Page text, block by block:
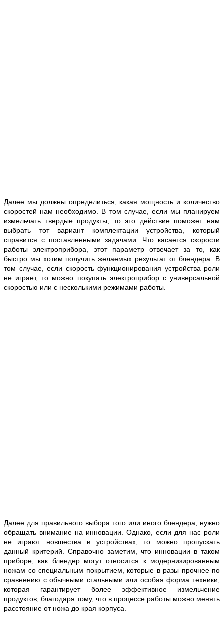
Далее мы должны определиться, какая мощность и количество
скоростей нам необходимо. В том случае, если мы планируем
измельчать твердые продукты, то это действие поможет нам
выбрать тот вариант комплектации устройства, который
справится с поставленными задачами. Что касается скорости
работы электроприбора, этот параметр отвечает за то, как
быстро мы хотим получить желаемых результат от блендера. В
том случае, если скорость функционирования устройства роли
не играет, то можно покупать электроприбор с универсальной
скоростью или с несколькими режимами работы.
Далее для правильного выбора того или иного блендера, нужно
обращать внимание на инновации. Однако, если для нас роли
не играют новшества в устройствах, то можно пропускать
данный критерий. Справочно заметим, что инновации в таком
приборе, как блендер могут относится к модернизированным
ножам со специальным покрытием, которые в разы прочнее по
сравнению с обычными стальными или особая форма техники,
которая гарантирует более эффективное измельчение
продуктов, благодаря тому, что в процессе работы можно менять
расстояние от ножа до края корпуса.